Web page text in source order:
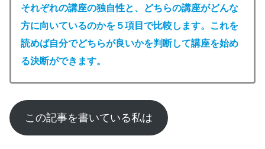
それぞれの講座の独自性と、どちらの講座がどんな
方に向いているのかを５項目で比較します。これを
読めば自分でどちらが良いかを判断して講座を始め
る決断ができます。
この記事を書いている私は